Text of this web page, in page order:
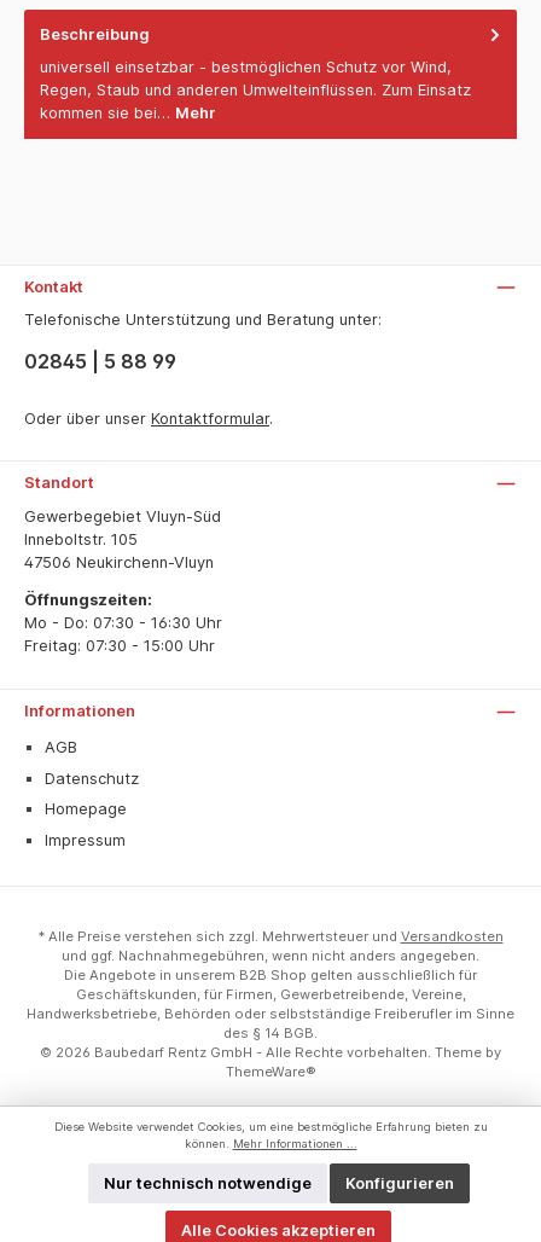
Beschreibung
universell einsetzbar - bestmöglichen Schutz vor Wind,
Regen, Staub und anderen Umwelteinflüssen. Zum Einsatz
kommen sie bei… Mehr
Kontakt
Telefonische Unterstützung und Beratung unter:
02845 | 5 88 99
Oder über unser Kontaktformular.
Standort
Gewerbegebiet Vluyn-Süd
Inneboltstr. 105
47506 Neukirchenn-Vluyn
Öffnungszeiten:
Mo - Do: 07:30 - 16:30 Uhr
Freitag: 07:30 - 15:00 Uhr
Informationen
AGB
Datenschutz
Homepage
Impressum
* Alle Preise verstehen sich zzgl. Mehrwertsteuer und Versandkosten
und ggf. Nachnahmegebühren, wenn nicht anders angegeben.
Die Angebote in unserem B2B Shop gelten ausschließlich für
Geschäftskunden, für Firmen, Gewerbetreibende, Vereine,
Handwerksbetriebe, Behörden oder selbstständige Freiberufler im Sinne
des § 14 BGB.
© 2026 Baubedarf Rentz GmbH - Alle Rechte vorbehalten. Theme by
ThemeWare®
Diese Website verwendet Cookies, um eine bestmögliche Erfahrung bieten zu
können.
Mehr Informationen ...
Nur technisch notwendige Konfigurieren
Alle Cookies akzeptieren